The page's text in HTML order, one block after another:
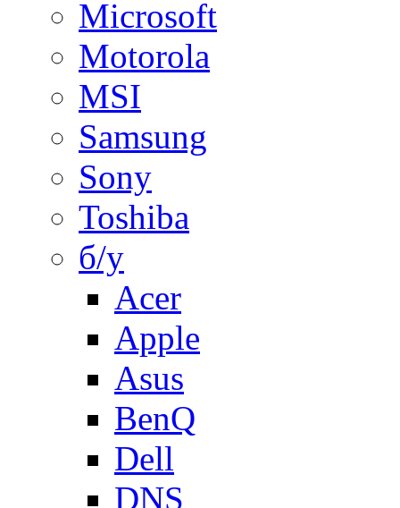
Microsoft
Motorola
MSI
Samsung
Sony
Toshiba
б/у
Acer
Apple
Asus
BenQ
Dell
DNS